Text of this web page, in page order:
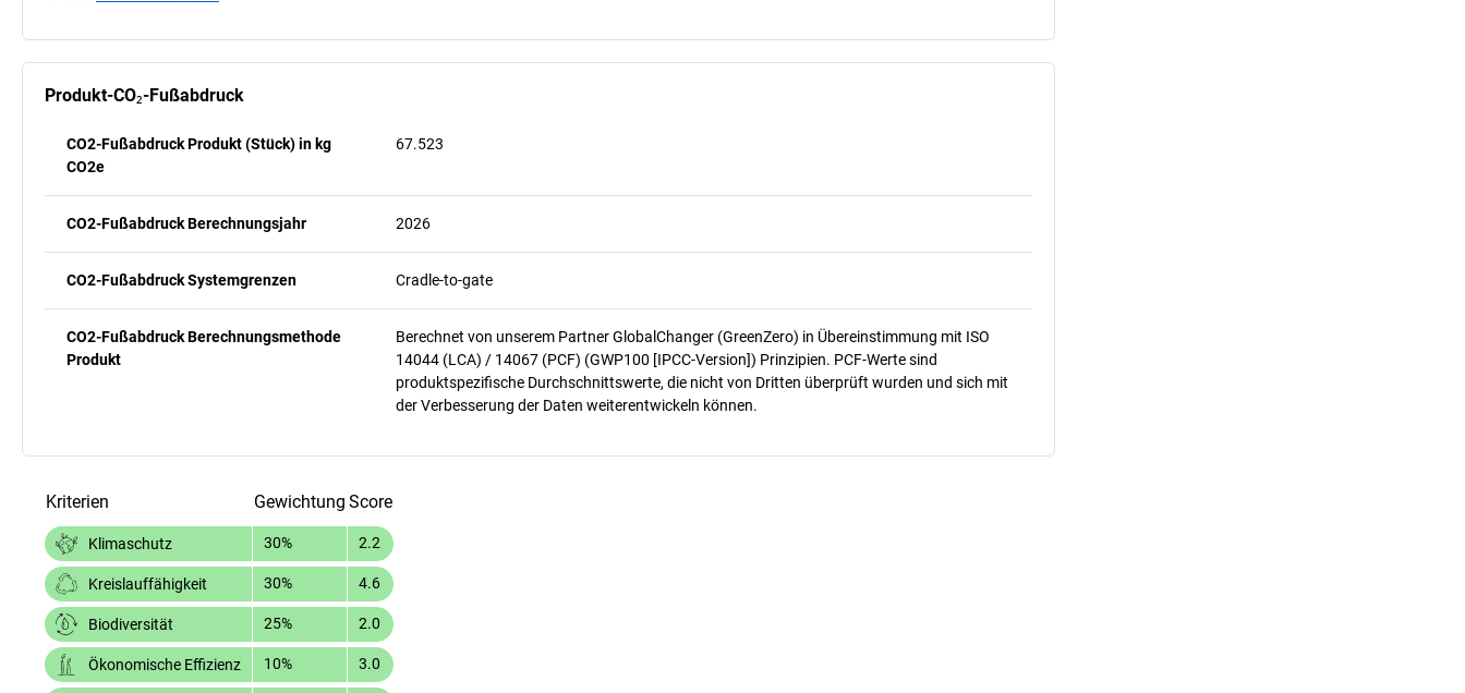
Produkt-CO₂-Fußabdruck
CO2-Fußabdruck Produkt (Stück) in kg
CO2e
67.523
CO2-Fußabdruck Berechnungsjahr 2026
CO2-Fußabdruck Systemgrenzen Cradle-to-gate
CO2-Fußabdruck Berechnungsmethode
Produkt
Berechnet von unserem Partner GlobalChanger (GreenZero) in Übereinstimmung mit ISO
14044 (LCA) / 14067 (PCF) (GWP100 [IPCC-Version]) Prinzipien. PCF-Werte sind
produktspezifische Durchschnittswerte, die nicht von Dritten überprüft wurden und sich mit
der Verbesserung der Daten weiterentwickeln können.
Kriterien Gewichtung Score
Klimaschutz 30% 2.2
Kreislauffähigkeit 30% 4.6
Biodiversität 25% 2.0
Ökonomische Effizienz 10% 3.0